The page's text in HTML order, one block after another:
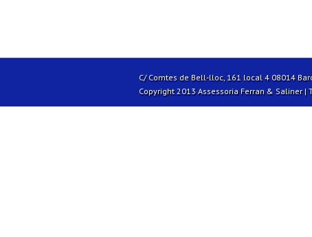
C/ Comtes de Bell-lloc, 161 local 4 08014
Copyright 2013 Assessoria Ferran & Saliner |